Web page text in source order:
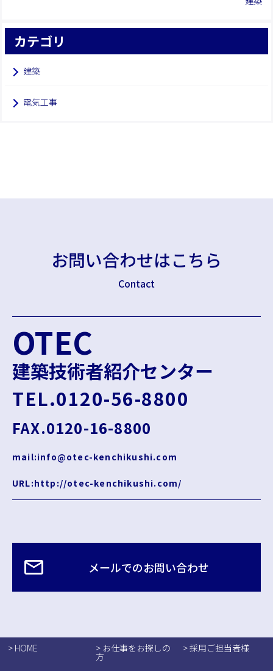
カテゴリ
建築
電気工事
お問い合わせはこちら
Contact
OTEC
建築技術者紹介センター
TEL.0120-56-8800
FAX.0120-16-8800
mail:info@otec-kenchikushi.com
URL:http://otec-kenchikushi.com/
メールでのお問い合わせ
> HOME > お仕事をお探しの
方
> 採用ご担当者様